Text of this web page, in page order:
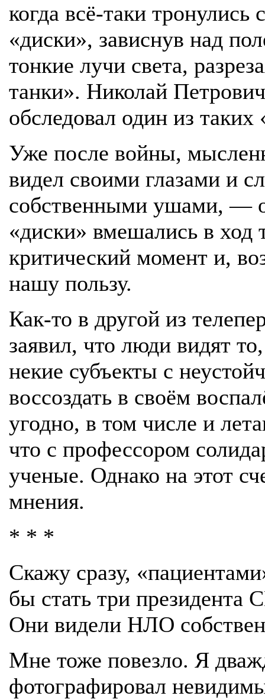
когда всё-таки тронулись
«диски», зависнув над
тонкие лучи света,
танки». Николай
обследовал один из
Уже после войны,
видел своими глазами и
собственными ушами, —
«диски» вмешались в
критический момент и,
нашу пользу.
Как-то в другой из
заявил, что люди видят
некие субъекты с
воссоздать в своём
угодно, в том числе и
что с профессором
ученые. Однако на этот
мнения.
* * *
Скажу сразу,
бы стать три
Они видели НЛО
Мне тоже повезло. Я
фотографировал